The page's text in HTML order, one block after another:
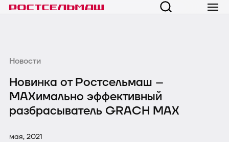
Новости
Новинка от Ростсельмаш –
MAXимально эффективный
разбрасыватель GRACH MAX
мая, 2021